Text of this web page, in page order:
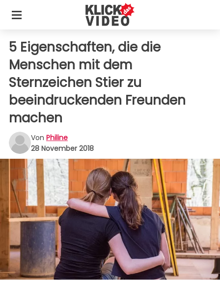
5 Eigenschaften, die die
Menschen mit dem
Sternzeichen Stier zu
beeindruckenden Freunden
machen
Von Philine
28 November 2018